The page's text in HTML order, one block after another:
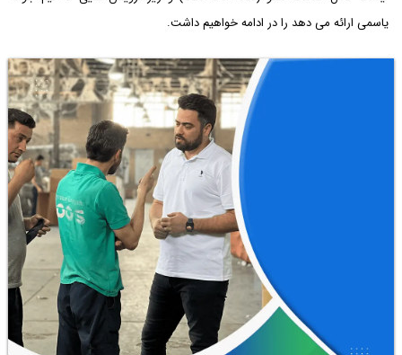
یاسمی ارائه می دهد را در ادامه خواهیم داشت.